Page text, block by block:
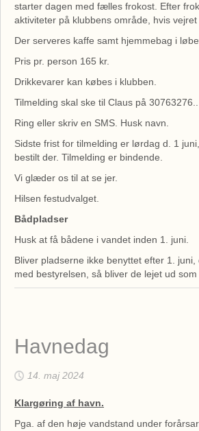
starter dagen med fælles frokost. Efter
aktiviteter på klubbens område, hvis
Der serveres kaffe samt hjemmebag i
Pris pr. person 165 kr.
Drikkevarer kan købes i klubben.
Tilmelding skal ske til Claus på 30763276..
Ring eller skriv en SMS. Husk navn.
Sidste frist for tilmelding er lørdag d. 1
bestilt der. Tilmelding er bindende.
Vi glæder os til at se jer.
Hilsen festudvalget.
Bådpladser
Husk at få bådene i vandet inden 1. juni.
Bliver pladserne ikke benyttet efter 1.
med bestyrelsen, så bliver de lejet ud
Havnedag
14. maj 2024
Klargøring af havn.
Pga. af den høje vandstand under